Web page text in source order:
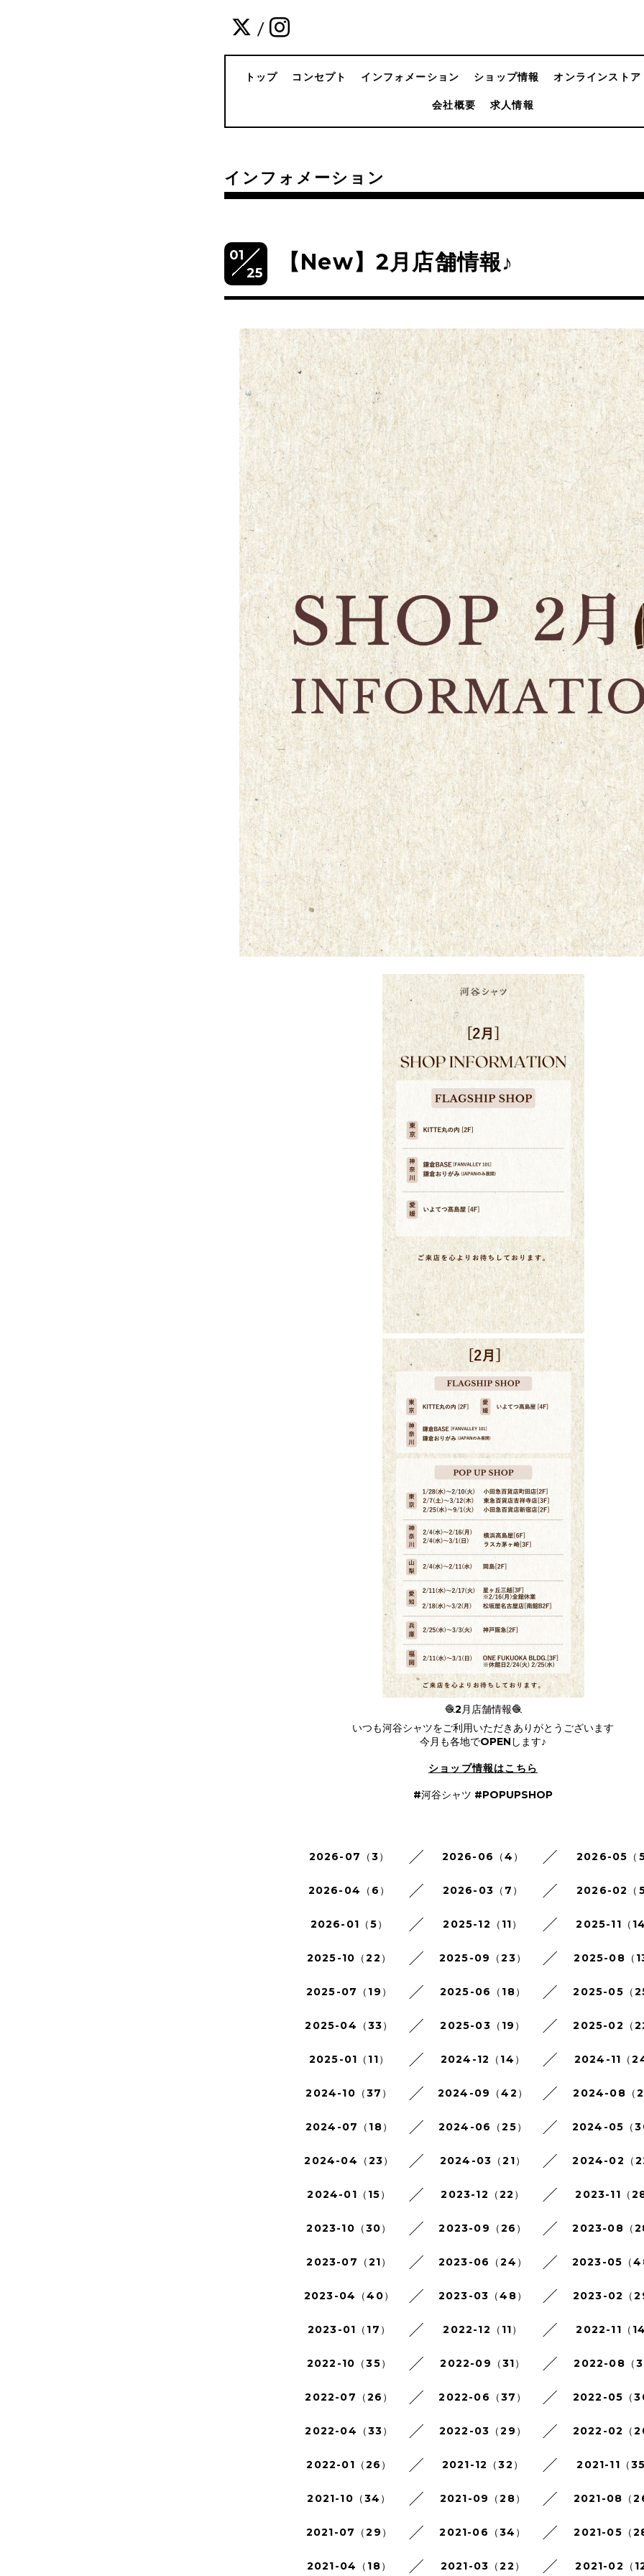
/
トップ コンセプト インフォメーション ショップ情報 オンラインストア
会社概要 求人情報
インフォメーション
01
25
【New】2月店舗情報♪
🧶2月店舗情報🧶
いつも河谷シャツをご利用いただきありがとうございます
今月も各地でOPENします♪
ショップ情報はこちら
#河谷シャツ #POPUPSHOP
2026-07（3） 2026-06（4） 2026-05（5
2026-04（6） 2026-03（7） 2026-02（5
2026-01（5） 2025-12（11） 2025-11（14
2025-10（22） 2025-09（23） 2025-08（13
2025-07（19） 2025-06（18） 2025-05（
2025-04（33） 2025-03（19） 2025-02（
2025-01（11） 2024-12（14） 2024-11（24
2024-10（37） 2024-09（42） 2024-08（
2024-07（18） 2024-06（25） 2024-05（
2024-04（23） 2024-03（21） 2024-02（
2024-01（15） 2023-12（22） 2023-11（28
2023-10（30） 2023-09（26） 2023-08（
2023-07（21） 2023-06（24） 2023-05（
2023-04（40） 2023-03（48） 2023-02（
2023-01（17） 2022-12（11） 2022-11（14
2022-10（35） 2022-09（31） 2022-08（31
2022-07（26） 2022-06（37） 2022-05（
2022-04（33） 2022-03（29） 2022-02（
2022-01（26） 2021-12（32） 2021-11（35
2021-10（34） 2021-09（28） 2021-08（26
2021-07（29） 2021-06（34） 2021-05（28
2021-04（18） 2021-03（22） 2021-02（12